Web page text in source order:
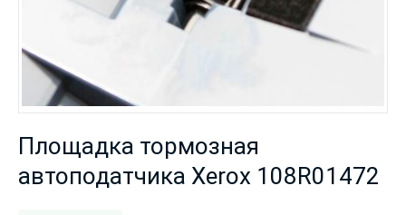
Площадка тормозная
автоподатчика Xerox 108R01472